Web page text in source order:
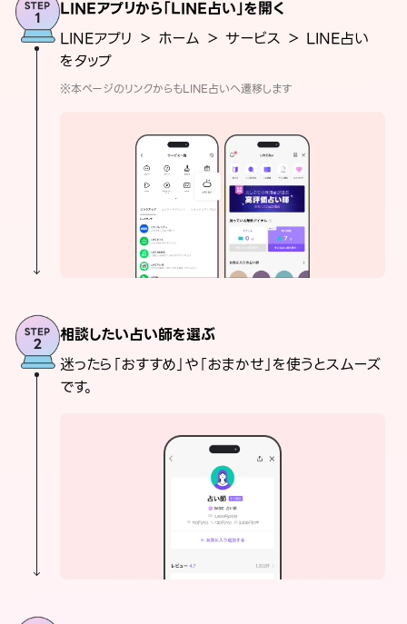
LINEアプリから「LINE占い」を開く
LINEアプリ ＞ ホーム ＞ サービス ＞ LINE占い
をタップ
※本ページのリンクからもLINE占いへ遷移します
相談したい占い師を選ぶ
迷ったら「おすすめ」や「おまかせ」を使うとスムーズ
です。